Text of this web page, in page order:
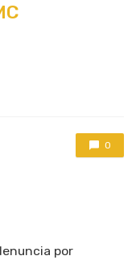
0
por